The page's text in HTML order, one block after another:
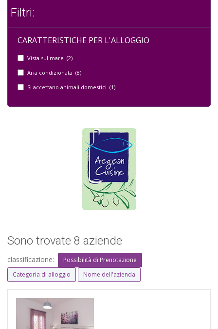
Filtri:
CARATTERISTICHE PER L'ALLOGGIO
Vista sul mare (2)
Aria condizionata (8)
Si accettano animali domestici (1)
Sono trovate 8 aziende
classificazione:
Possibilità di Prenotazione
Categoria di alloggio
Nome dell'azienda